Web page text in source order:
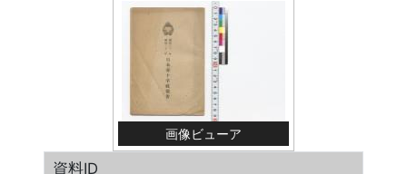
画像ビューア
資料ID